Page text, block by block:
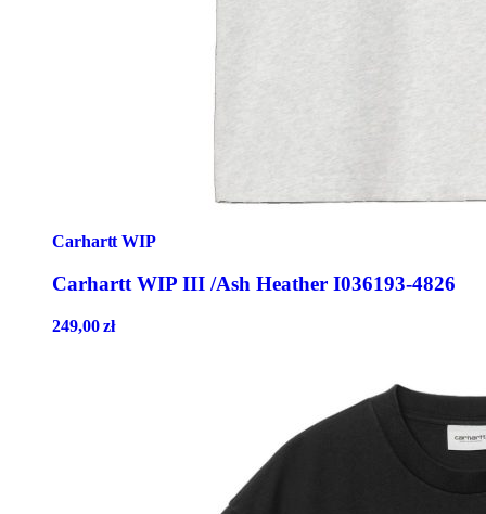
Carhartt WIP
Carhartt WIP III /Ash Heather I036193-4826
249,00zł